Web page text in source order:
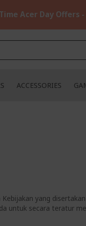
Acer Day Offers
ACCESSORIES
yang
untuk secara teratur